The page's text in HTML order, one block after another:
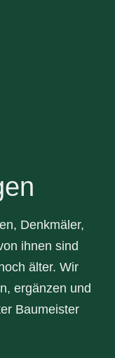
Denkmäler,
ihnen sind
älter. Wir
ergänzen und
Baumeister